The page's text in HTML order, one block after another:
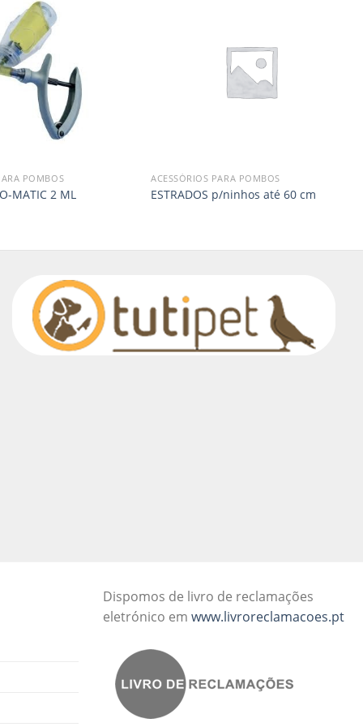
POMBOS
MATIC 2 ML
ACESSÓRIOS PARA POMBOS
ESTRADOS p/ninhos até 60 cm
Dispomos de livro de reclamações
eletrónico em www.livroreclamacoes.pt